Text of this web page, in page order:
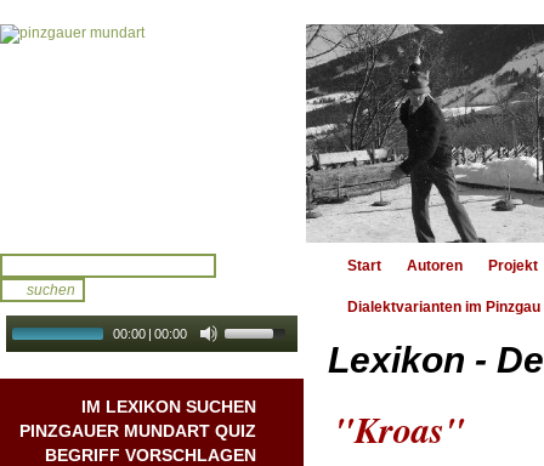
00:00 | 00:00
IM LEXIKON SUCHEN
PINZGAUER MUNDART QUIZ
BEGRIFF VORSCHLAGEN
Start Autoren Projekt
Dialektvarianten im Pinzgau
Lexikon -
"Kroas"